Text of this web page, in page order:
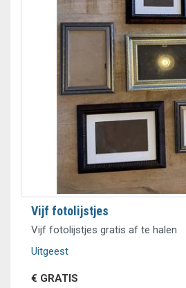
Vijf fotolijstjes
Vijf fotolijstjes gratis af te halen
Uitgeest
€ GRATIS